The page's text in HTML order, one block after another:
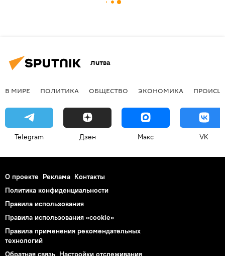
Литва
В МИРЕ ПОЛИТИКА ОБЩЕСТВО ЭКОНОМИКА
Telegram Дзен Макс VK
О проекте Реклама Контакты
Политика конфиденциальности
Правила использования
Правила использования «cookie»
Правила применения рекомендательных
технологий
Обратная связь Настройки отслеживания